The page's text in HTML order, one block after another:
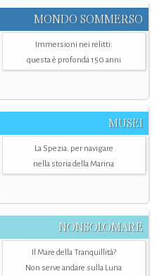
MONDO SOMMERSO
Immersioni nei relitti:
questa è profonda 150 anni
MUSEI
La Spezia. per navigare
nella storia della Marina
NONSOLOMARE
Il Mare della Tranquillità?
Non serve andare sulla Luna